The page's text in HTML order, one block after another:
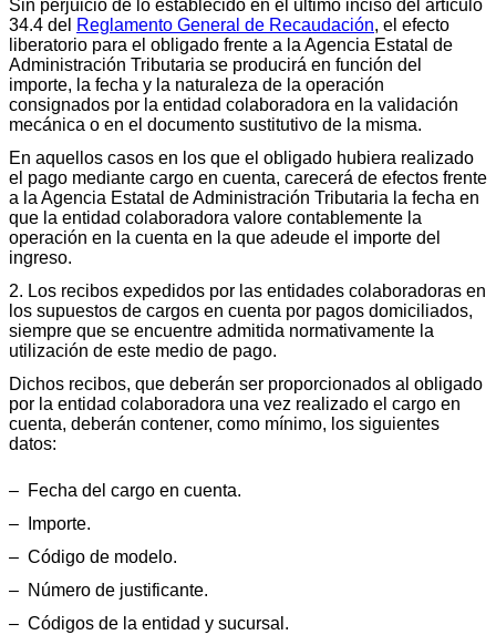
Sin perjuicio de lo establecido en el último inciso del artículo
34.4 del Reglamento General de Recaudación, el efecto
liberatorio para el obligado frente a la Agencia Estatal de
Administración Tributaria se producirá en función del
importe, la fecha y la naturaleza de la operación
consignados por la entidad colaboradora en la validación
mecánica o en el documento sustitutivo de la misma.
En aquellos casos en los que el obligado hubiera realizado
el pago mediante cargo en cuenta, carecerá de efectos frente
a la Agencia Estatal de Administración Tributaria la fecha en
que la entidad colaboradora valore contablemente la
operación en la cuenta en la que adeude el importe del
ingreso.
2. Los recibos expedidos por las entidades colaboradoras en
los supuestos de cargos en cuenta por pagos domiciliados,
siempre que se encuentre admitida normativamente la
utilización de este medio de pago.
Dichos recibos, que deberán ser proporcionados al obligado
por la entidad colaboradora una vez realizado el cargo en
cuenta, deberán contener, como mínimo, los siguientes
datos:
‒ Fecha del cargo en cuenta.
‒ Importe.
‒ Código de modelo.
‒ Número de justificante.
‒ Códigos de la entidad y sucursal.